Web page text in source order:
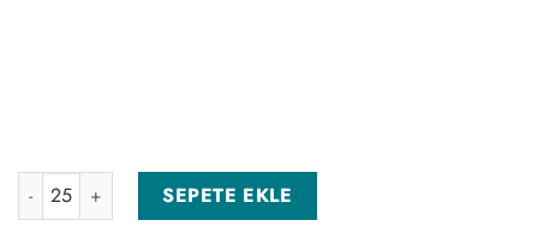
AN-5610-L Lacivert Anahtarlık adet
SEPETE EKLE